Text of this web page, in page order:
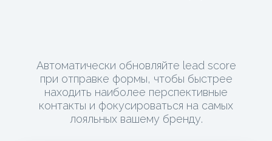
Автоматически обновляйте lead score
при отправке формы, чтобы быстрее
находить наиболее перспективные
контакты и фокусироваться на самых
лояльных вашему бренду.